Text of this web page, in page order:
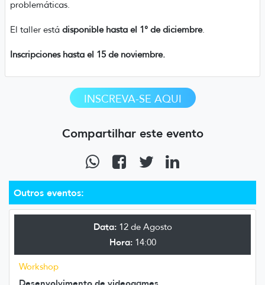
Outros eventos:
Data:12 de Agosto
Hora:14:00
Workshop
Desenvolvimento de videogames
problemáticas.
El taller está disponible hasta el 1° de diciembre.
Inscripciones hasta el 15 de noviembre.
INSCREVA-SE AQUI
Compartilhar este evento